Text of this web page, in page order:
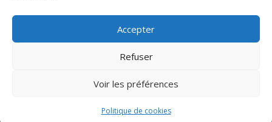
Accepter
Refuser
Voir les préférences
Politique de cookies
Liens
© Tous droits réservés | Olivier Leroy 2024